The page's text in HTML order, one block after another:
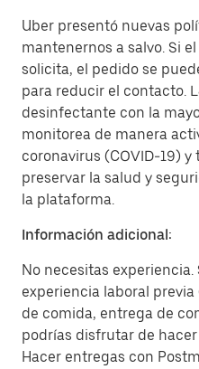
Uber presentó nuevas
mantenernos a salvo. Si
solicita, el pedido se
para reducir el contacto.
desinfectante con la
monitorea de manera
coronavirus (COVID-19)
preservar la salud y
la plataforma.
Información adicional:
No necesitas
experiencia laboral
de comida, entrega de
podrías disfrutar de
Hacer entregas con